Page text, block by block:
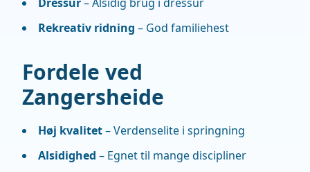
Rekreativ ridning – God familiehest
Fordele ved
Zangersheide
Høj kvalitet– Verdenselite i springning
Alsidighed – Egnet til mange discipliner